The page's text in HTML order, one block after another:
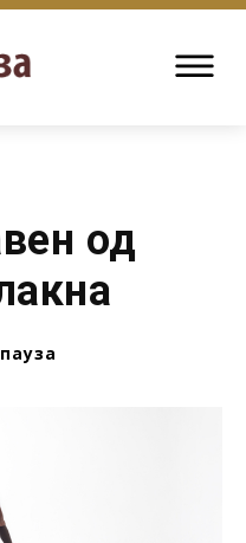
од